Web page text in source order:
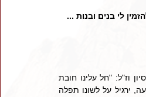
לי בנים ובנות ...